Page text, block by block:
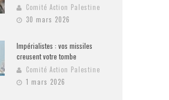
Comité Action Palestine
30 mars 2026
Impérialistes : vos missiles
creusent votre tombe
Comité Action Palestine
1 mars 2026